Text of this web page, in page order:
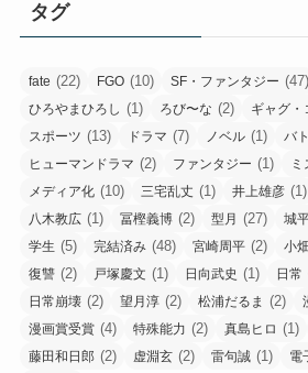
タグ
fate (22) FGO (10) SF・ファンタジー (47)
ひろやまひろし (1) ろび〜な (2) ギャグ・
スポーツ (13) ドラマ (7) ノベル (1) バ
ヒューマンドラマ (2) ファンタジー (1)
メディア化 (10) 三宅乱丈 (1) 井上雄彦 (1)
八木教広 (1) 冨樫義博 (2) 型月 (27) 城
学生 (5) 完結済み (48) 宮崎周平 (2) 小
復讐 (2) 戸塚慶文 (1) 日向武史 (1) 日常
日常崩壊 (2) 望月淳 (2) 松浦だるま (2)
漫画賞受賞 (4) 特殊能力 (2) 真島ヒロ (1)
藤田和日郎 (2) 虚淵玄 (2) 雷句誠 (1) 電